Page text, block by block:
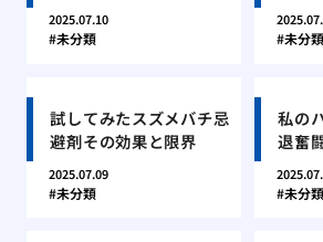
2025.07.10
未分類 未分類
試してみたスズメバチ忌
避剤その効果と限界
2025.07.09
未分類
私の
退奮
未分類